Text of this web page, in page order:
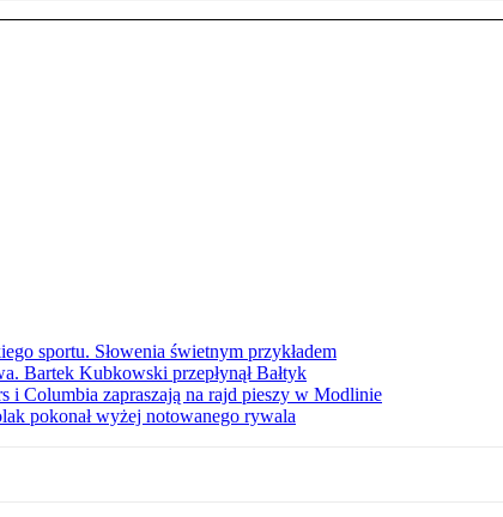
sportu. Słowenia świetnym przykładem
Bartek Kubkowski przepłynął Bałtyk
i Columbia zapraszają na rajd pieszy w Modlinie
pokonał wyżej notowanego rywala